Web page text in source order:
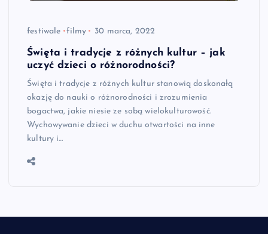
festiwale filmy 30 marca, 2022
Święta i tradycje z różnych kultur – jak
uczyć dzieci o różnorodności?
Święta i tradycje z różnych kultur stanowią doskonałą
okazję do nauki o różnorodności i zrozumienia
bogactwa, jakie niesie ze sobą wielokulturowość.
Wychowywanie dzieci w duchu otwartości na inne
kultury i…